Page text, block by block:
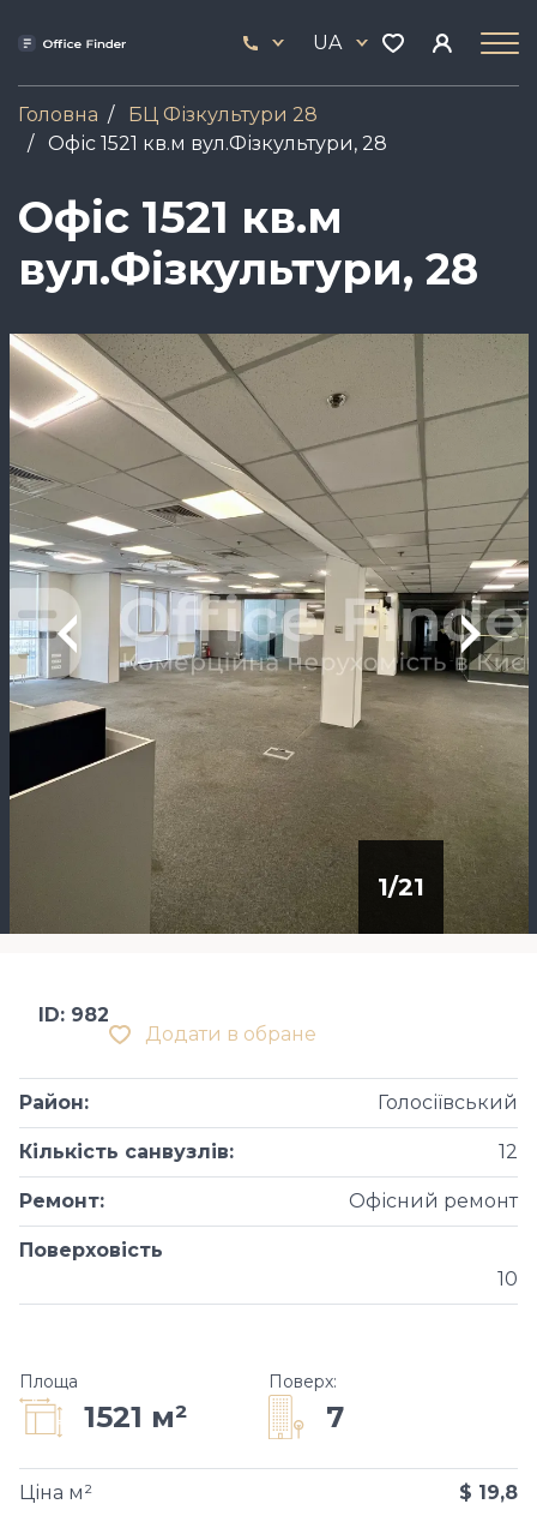
17
UA
Головна
БЦ Фізкультури 28
Офіс 1521 кв.м вул.Фізкультури, 28
Офіс 1521 кв.м
вул.Фізкультури, 28
Зображення
1/21
Додати в обране
ID: 982
Район: Голосіївський
Кількість санвузлів: 12
Ремонт: Офісний ремонт
Поверховість
10
Площа
1521 м²
Поверх:
7
Ціна м² $ 19,8